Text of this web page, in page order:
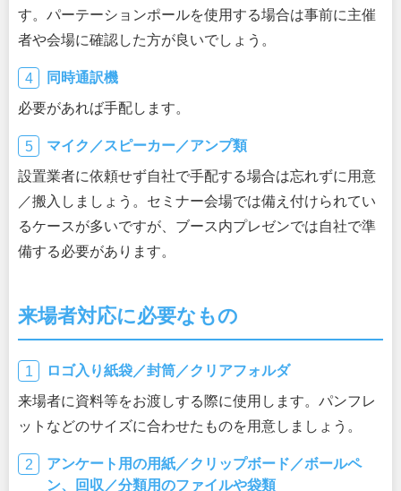
す。パーテーションポールを使用する場合は事前に主催
者や会場に確認した方が良いでしょう。
同時通訳機
必要があれば手配します。
マイク／スピーカー／アンプ類
設置業者に依頼せず自社で手配する場合は忘れずに用意
／搬入しましょう。セミナー会場では備え付けられてい
るケースが多いですが、ブース内プレゼンでは自社で準
備する必要があります。
来場者対応に必要なもの
ロゴ入り紙袋／封筒／クリアフォルダ
来場者に資料等をお渡しする際に使用します。パンフレ
ットなどのサイズに合わせたものを用意しましょう。
アンケート用の用紙／クリップボード／ボールペ
ン、回収／分類用のファイルや袋類